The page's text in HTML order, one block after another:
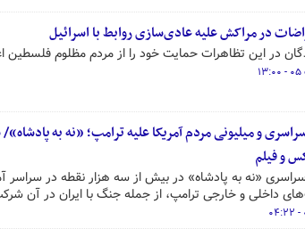
در مراکش علیه عادی‌سازی روابط با اسرائیل
در این تظاهرات حمایت خود را از مردم مظلوم فلسطین
و میلیونی مردم آمریکا علیه ترامپ؛ «نه به
و فیلم
«نه به پادشاه» در بیش از سه هزار نقطه در سراسر
داخلی و خارجی ترامپ، از جمله جنگ با ایران در آن